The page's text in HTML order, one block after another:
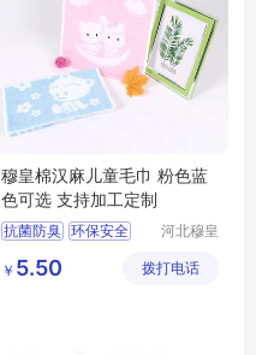
穆皇棉汉麻儿童毛巾 粉色蓝
色可选 支持加工定制
抗菌防臭 环保安全
汉麻毛巾
河北穆皇
造有限公
￥ 5.50 拨打电话